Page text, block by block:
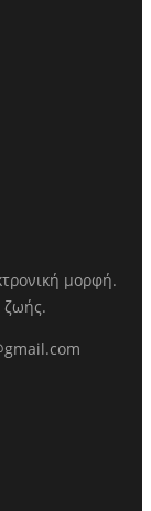
μορφή.
ζωής.